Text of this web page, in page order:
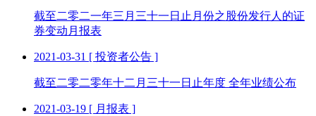
截至二零二一年三月三十一日止月份之股份发行人的证
券变动月报表
2021-03-31 [ 投资者公告 ]
截至二零二零年十二月三十一日止年度 全年业绩公布
2021-03-19 [ 月报表 ]